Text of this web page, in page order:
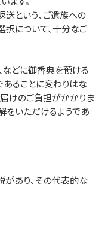
という、ご遺族への
択について、十分なご
などに御香典を預ける
ることに変わりはな
けのご負担がかかりま
をいただけるようであ
あり、その代表的な